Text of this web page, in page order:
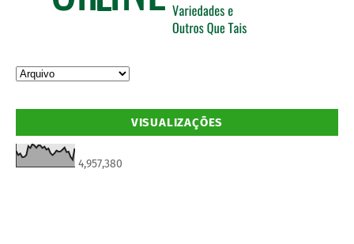
VISUALIZAÇÕES
4,957,380